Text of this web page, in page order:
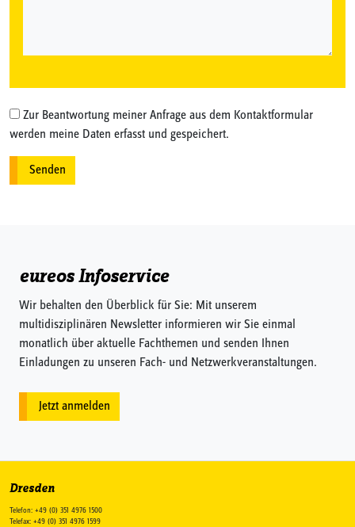
Zur Beantwortung meiner Anfrage aus dem Kontaktformular
werden meine Daten erfasst und gespeichert.
eureos Infoservice
Wir behalten den Überblick für Sie: Mit unserem
multidisziplinären Newsletter informieren wir Sie einmal
monatlich über aktuelle Fachthemen und senden Ihnen
Einladungen zu unseren Fach- und Netzwerkveranstaltungen.
Jetzt anmelden
Dresden
Telefon: +49 (0) 351 4976 1500
Telefax: +49 (0) 351 4976 1599